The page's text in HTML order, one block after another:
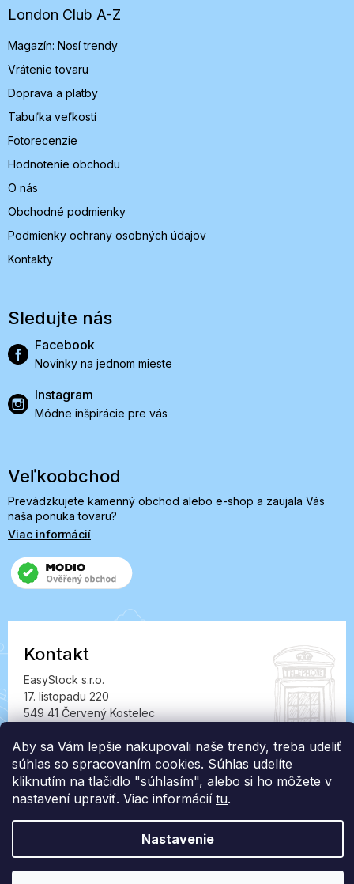
Aby sa Vám lepšie nakupovali naše trendy, treba udeliť
súhlas so spracovaním cookies. Súhlas udelíte
kliknutím na tlačidlo "súhlasím", alebo si ho môžete v
nastavení upraviť. Viac informácií tu.
Nastavenie
e
London Club A-Z
Magazín: Nosí trendy
Vrátenie tovaru
Doprava a platby
Tabuľka veľkostí
Fotorecenzie
Hodnotenie obchodu
O nás
Obchodné podmienky
Podmienky ochrany osobných údajov
Kontakty
Sledujte nás
Facebook
Novinky na jednom mieste
Instagram
Módne inšpirácie pre vás
Veľkoobchod
Prevádzkujete kamenný obchod alebo e-shop a zaujala Vás
naša ponuka tovaru?
Viac informácií
Kontakt
EasyStock s.r.o.
17. listopadu 220
549 41 Červený Kostelec
info@londonclub.sk
Vytvoril Shoptet Premium